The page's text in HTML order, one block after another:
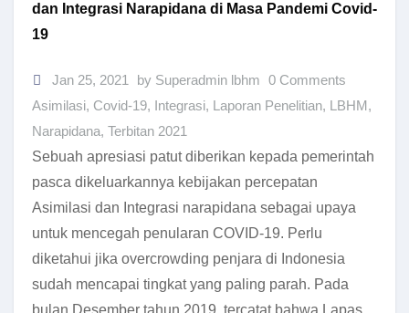
dan Integrasi Narapidana di Masa Pandemi Covid-
19
Jan 25, 2021 by Superadmin lbhm 0 Comments
Asimilasi, Covid-19, Integrasi, Laporan Penelitian, LBHM,
Narapidana, Terbitan 2021
Sebuah apresiasi patut diberikan kepada pemerintah
pasca dikeluarkannya kebijakan percepatan
Asimilasi dan Integrasi narapidana sebagai upaya
untuk mencegah penularan COVID-19. Perlu
diketahui jika overcrowding penjara di Indonesia
sudah mencapai tingkat yang paling parah. Pada
bulan Desember tahun 2019, tercatat bahwa Lapas